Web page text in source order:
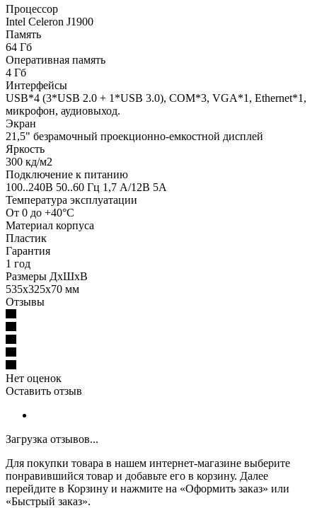
Процессор
Intel Celeron J1900
Память
64 Гб
Оперативная память
4 Гб
Интерфейсы
USB*4 (3*USB 2.0 + 1*USB 3.0), COM*3, VGA*1, Ethernet*1,
микрофон, аудиовыход.
Экран
21,5" безрамочный проекционно-емкостной дисплей
Яркость
300 кд/м2
Подключение к питанию
100..240В 50..60 Гц 1,7 А/12В 5А
Температура эксплуатации
От 0 до +40°С
Материал корпуса
Пластик
Гарантия
1 год
Размеры ДхШхВ
535x325x70 мм
Отзывы
Нет оценок
Оставить отзыв
Загрузка отзывов...
Для покупки товара в нашем интернет-магазине выберите
понравившийся товар и добавьте его в корзину. Далее
перейдите в Корзину и нажмите на «Оформить заказ» или
«Быстрый заказ».